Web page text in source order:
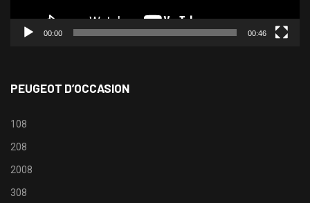
00:00 00:46
PEUGEOT D’OCCASION
108
208
2008
308